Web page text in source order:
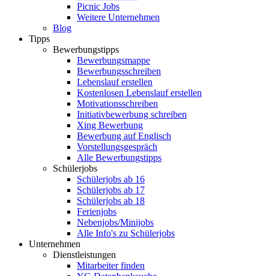
Picnic Jobs
Weitere Unternehmen
Blog
Tipps
Bewerbungstipps
Bewerbungsmappe
Bewerbungsschreiben
Lebenslauf erstellen
Kostenlosen Lebenslauf erstellen
Motivationsschreiben
Initiativbewerbung schreiben
Xing Bewerbung
Bewerbung auf Englisch
Vorstellungsgespräch
Alle Bewerbungstipps
Schülerjobs
Schülerjobs ab 16
Schülerjobs ab 17
Schülerjobs ab 18
Ferienjobs
Nebenjobs/Minijobs
Alle Info's zu Schülerjobs
Unternehmen
Dienstleistungen
Mitarbeiter finden